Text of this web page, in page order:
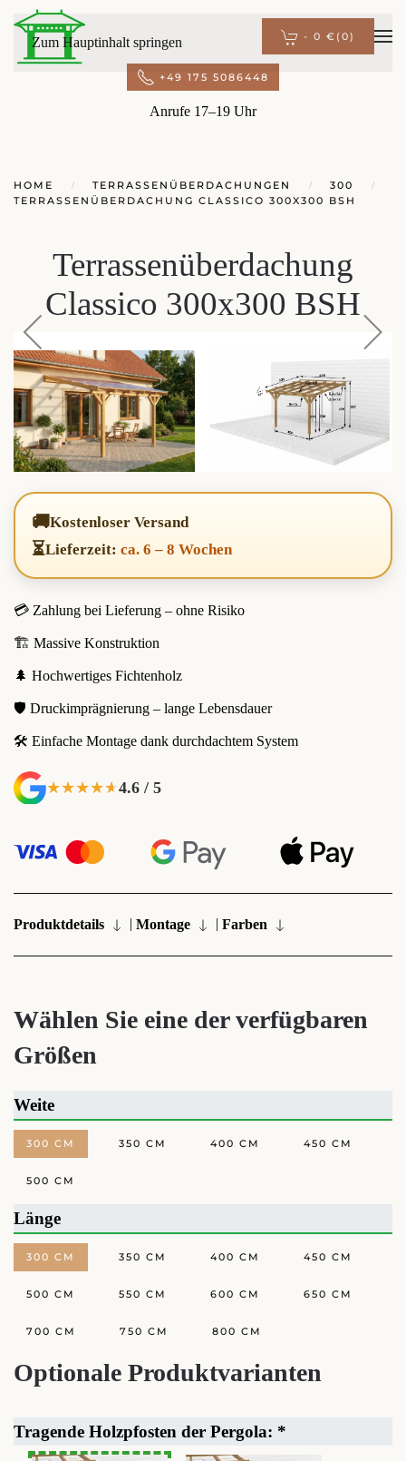
Zum Hauptinhalt springen - 0 € (0)
+49 175 5086448
Anrufe 17–19 Uhr
HOME TERRASSENÜBERDACHUNGEN
300
TERRASSENÜBERDACHUNG CLASSICO 300X300 BSH
Terrassenüberdachung
Classico 300x300 BSH
🚚Kostenloser Versand
⏳Lieferzeit: ca. 6 – 8 Wochen
💳 Zahlung bei Lieferung – ohne Risiko
🏗️ Massive Konstruktion
🌲 Hochwertiges Fichtenholz
🛡️ Druckimprägnierung – lange Lebensdauer
🛠️ Einfache Montage dank durchdachtem System
★★★★★
★★★★★4.6 / 5
Produktdetails | Montage | Farben
Wählen Sie eine der verfügbaren
Größen
Weite
300 CM 350 CM 400 CM 450 CM
500 CM
Länge
300 CM 350 CM 400 CM 450 CM
500 CM 550 CM 600 CM 650 CM
700 CM 750 CM 800 CM
Optionale Produktvarianten
Tragende Holzpfosten der Pergola: *